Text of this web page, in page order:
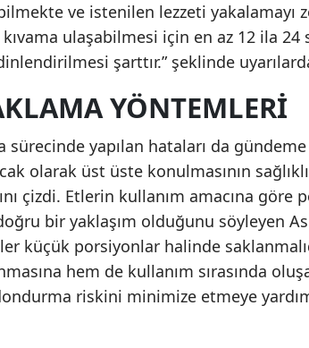
ve istenilen lezzeti yakalamayı
ulaşabilmesi için en az 12 ila 24
şarttır.” şeklinde
YÖNTEMLERI
sürecinde yapılan hataları da
olarak üst üste konulmasının
çizdi. Etlerin kullanım amacına göre
bir yaklaşım olduğunu söyleyen
küçük porsiyonlar halinde
hem de kullanım sırasında
riskini minimize etmeye